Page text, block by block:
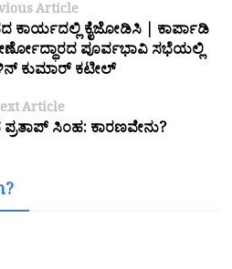
Article
ಕಾರ್ಯದಲ್ಲಿ ಕೈಜೋಡಿಸಿ | ಕಾರ್ಪಾಡಿ
ಜೀರ್ಣೋದ್ಧಾರದ ಪೂರ್ವಭಾವಿ ಸಭೆಯಲ್ಲಿ
ಕುಮಾರ್ ಕಟೀಲ್
Article
ಸಿಂಹ: ಕಾರಣವೇನು?